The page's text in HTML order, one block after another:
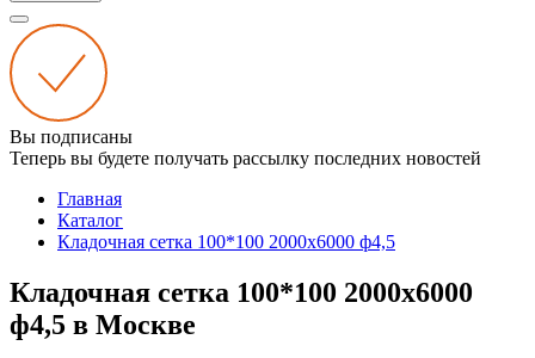
Вы подписаны
Теперь вы будете получать рассылку последних новостей
Главная
Каталог
Кладочная сетка 100*100 2000х6000 ф4,5
Кладочная сетка 100*100 2000х6000
ф4,5 в Москве